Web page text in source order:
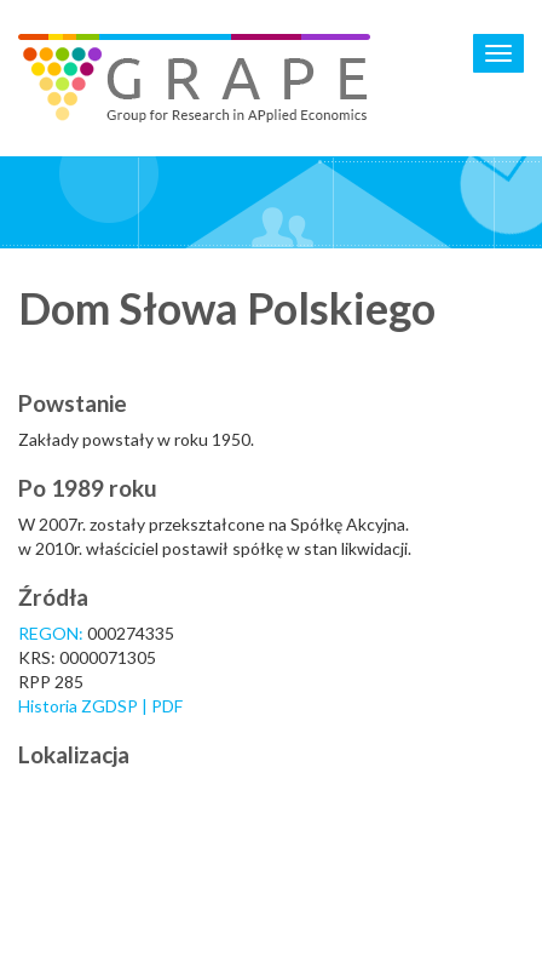
main
content
Dom Słowa Polskiego
Powstanie
Zakłady powstały w roku 1950.
Po 1989 roku
W 2007r. zostały przekształcone na Spółkę Akcyjna.
w 2010r. właściciel postawił spółkę w stan likwidacji.
Źródła
REGON: 000274335
KRS: 0000071305
RPP 285
Historia ZGDSP | PDF
Lokalizacja